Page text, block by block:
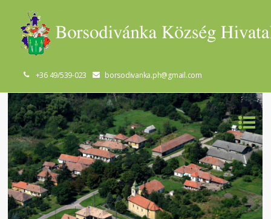
+36 49/539-023 borsodivanka.ph@gmail.com